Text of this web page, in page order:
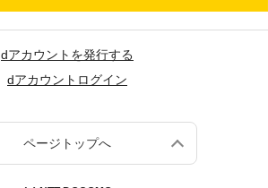
dアカウントを発行する
dアカウントログイン
ページトップへ